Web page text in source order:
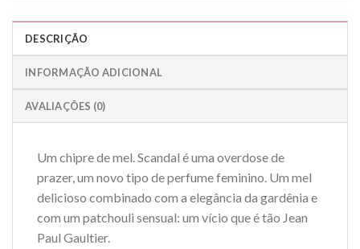
DESCRIÇÃO
INFORMAÇÃO ADICIONAL
AVALIAÇÕES (0)
Um chipre de mel. Scandal é uma overdose de
prazer, um novo tipo de perfume feminino. Um mel
delicioso combinado com a elegância da gardênia e
com um patchouli sensual: um vício que é tão Jean
Paul Gaultier.